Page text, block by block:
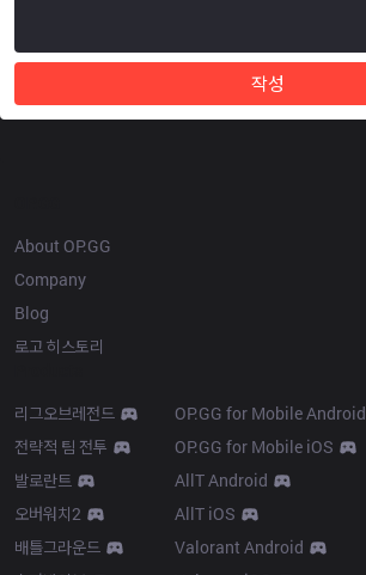
작성
About OP.GG
Company
Blog
로고 히스토리
리그오브레전드
전략적 팀 전투
발로란트
오버워치2
배틀그라운드
OP.GG for Mobile Android
OP.GG for Mobile iOS
AllT Android
AllT iOS
Valorant Android